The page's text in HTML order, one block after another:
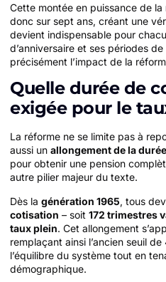
Cette montée en puissance de la
donc sur sept ans, créant une
devient indispensable pour
d’anniversaire et ses périodes
précisément l’impact de la
Quelle durée de
exigée pour le
La réforme ne se limite pas à
aussi un allongement de la
pour obtenir une pension
autre pilier majeur du texte.
Dès la génération 1965, tous
cotisation – soit 172 trimestres
taux plein. Cet allongement
remplaçant ainsi l’ancien seuil
l’équilibre du système tout en
démographique.